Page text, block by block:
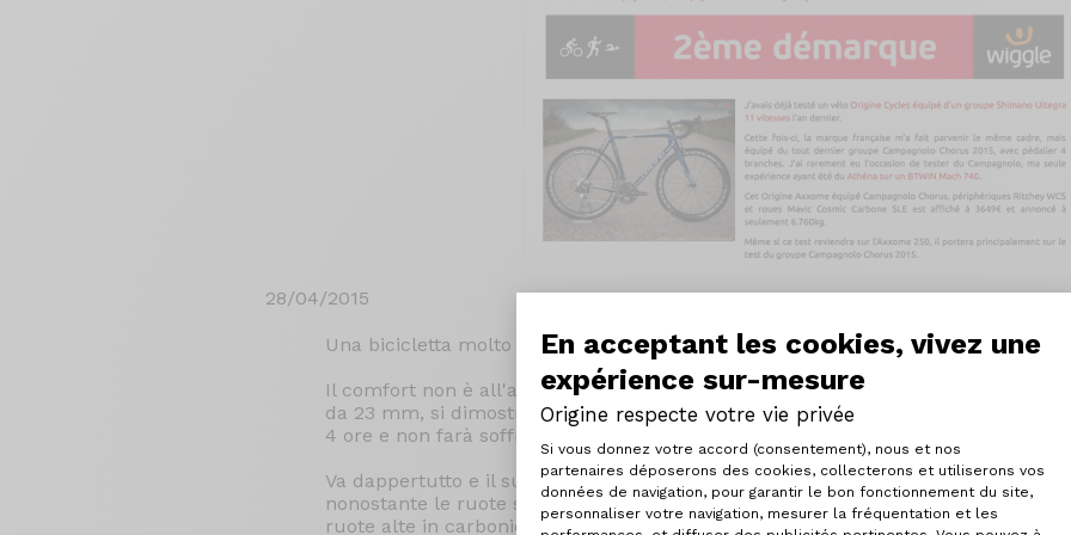
En acceptant les cookies, vivez une
expérience sur-mesure
Origine respecte votre vie privée
Plateforme de Gestion du
Si vous donnez votre accord (consentement), nous et nos
partenaires déposerons des cookies, collecterons et utiliserons vos
données de navigation, pour garantir le bon fonctionnement du site,
personnaliser votre navigation, mesurer la fréquentation et les
Axeptio consent
28/04/2015
Una bicicletta molto versatile, leggera e reattiva.
Il comfort non è all'altezza di quello delle moto da endurance, ma nonostante
da 23 mm, si dimostra meno faticosa di quanto sembri. Non ha paura di
4 ore e non farà soffrire il suo proprietario.
Va dappertutto e il suo peso ridotto lo rende un ottimo strumento per le
nonostante le ruote siano un po' lente quando si tratta di rilanciare. Le ruote
ruote alte in carbonio al 100% sarebbero senza dubbio più favorevoli in questo